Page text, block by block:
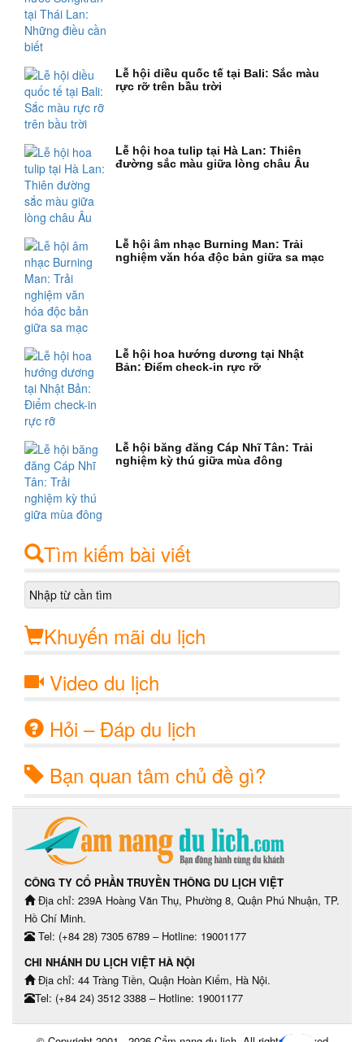
Lễ hội diều quốc tế tại Bali: Sắc màu
rực rỡ trên bầu trời
Lễ hội hoa tulip tại Hà Lan: Thiên
đường sắc màu giữa lòng châu Âu
Lễ hội âm nhạc Burning Man: Trải
nghiệm văn hóa độc bản giữa sa mạc
Lễ hội hoa hướng dương tại Nhật
Bản: Điểm check-in rực rỡ
Lễ hội băng đăng Cáp Nhĩ Tân: Trải
nghiệm kỳ thú giữa mùa đông
Tìm kiếm bài viết
Khuyến mãi du lịch
Video du lịch
Hỏi – Đáp du lịch
Bạn quan tâm chủ đề gì?
CÔNG TY CỔ PHẦN TRUYỀN THÔNG DU LỊCH VIỆT
Địa chỉ: 239A Hoàng Văn Thụ, Phường 8, Quận Phú Nhuận, TP.
Hồ Chí Minh.
Tel: (+84 28) 7305 6789 – Hotline: 19001177
CHI NHÁNH DU LỊCH VIỆT HÀ NỘI
Địa chỉ: 44 Tràng Tiền, Quận Hoàn Kiếm, Hà Nội.
Tel: (+84 24) 3512 3388 – Hotline: 19001177